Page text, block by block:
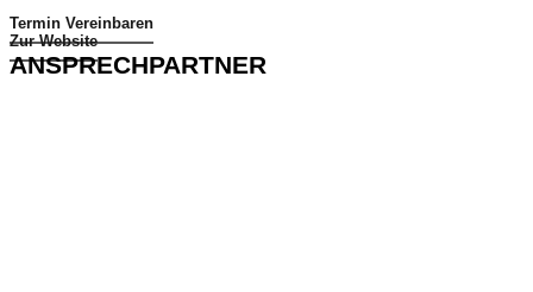
Termin Vereinbaren
Zur Website
ANSPRECHPARTNER